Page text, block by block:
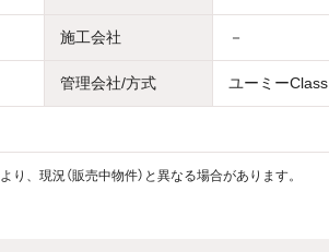
施工会社 －
管理会社/方式 ユーミー
、現況（販売中物件）と異なる場合があります。